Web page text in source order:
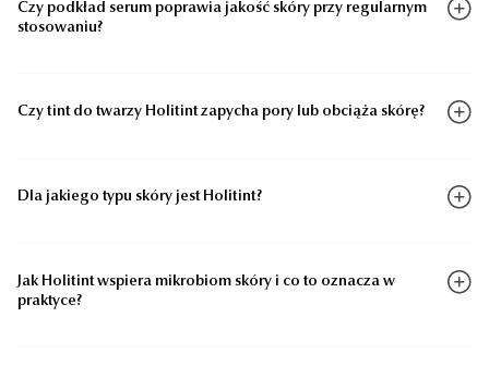
Czy podkład serum poprawia jakość skóry przy regularnym
stosowaniu?
Czy tint do twarzy Holitint zapycha pory lub obciąża skórę?
Dla jakiego typu skóry jest Holitint?
Jak Holitint wspiera mikrobiom skóry i co to oznacza w
praktyce?